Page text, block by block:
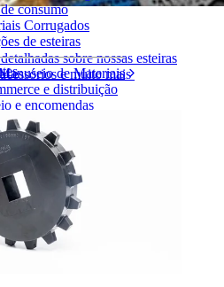
sobre nossas esteiras
e muito mais
consumo
Corrugados
de esteiras
de Materiais
e distribuição
e encomendas
de VE